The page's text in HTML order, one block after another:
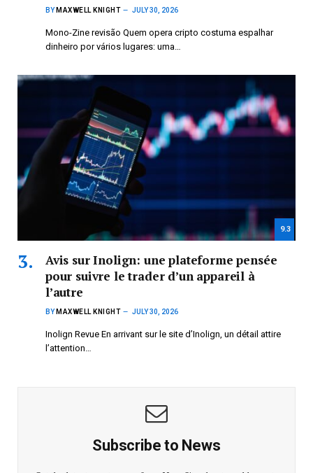
BY MAXWELL KNIGHT JULY 30, 2026
Mono-Zine revisão Quem opera cripto costuma espalhar
dinheiro por vários lugares: uma…
9.3
Avis sur Inolign: une plateforme pensée
pour suivre le trader d’un appareil à
l’autre
BY MAXWELL KNIGHT JULY 30, 2026
Inolign Revue En arrivant sur le site d’Inolign, un détail attire
l’attention…
Subscribe to News